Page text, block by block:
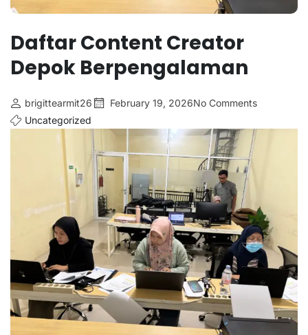
Daftar Content Creator
Depok Berpengalaman
brigittearmit26 February 19, 2026No Comments
Uncategorized